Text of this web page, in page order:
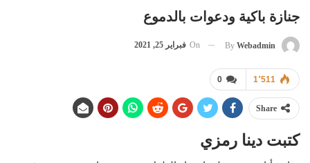
جنازة باكية ودعوات بالدموع
By Webadmin
On فبراير 25, 2021
0 1٬511
Share
كتبت دينا رمزي